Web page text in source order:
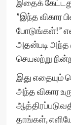
இதைக்
”இந்த விகார
போடுங்கள்!”
அதன்படி அந்த
செயலற்று
இது எதையும்
அந்த விகார
தாங்கள்,